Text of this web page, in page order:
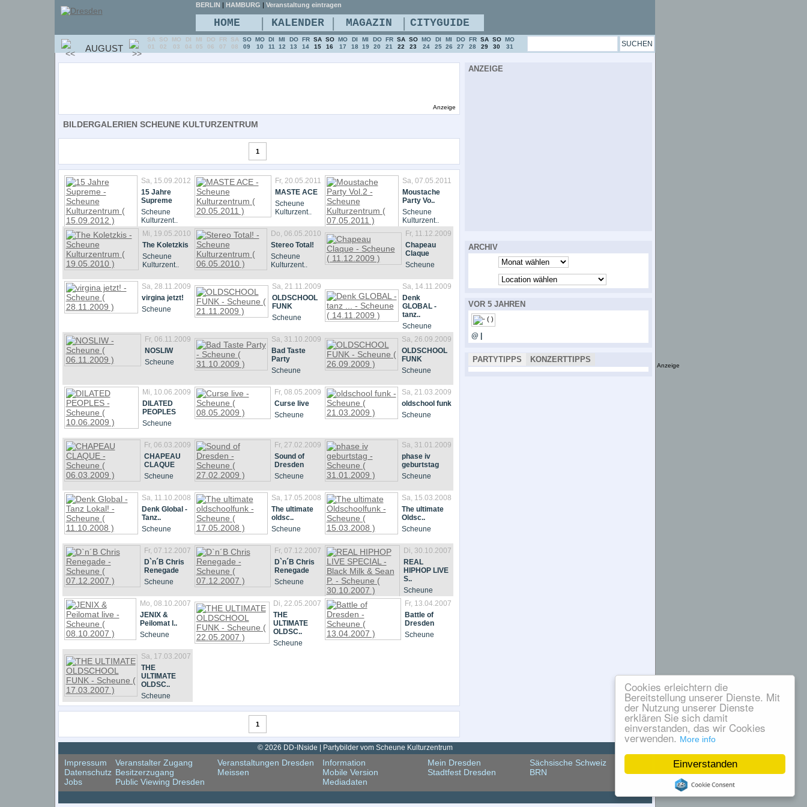
Einverstanden
Cookies erleichtern die
Bereitstellung unserer Dienste. Mit
der Nutzung unserer Dienste
erklären Sie sich damit
einverstanden, das wir Cookies
verwenden. More info
Cookie Consent plugin for the EU cookie law
Anzeige
BILDERGALERIEN SCHEUNE KULTURZENTRUM
1
Sa, 15.09.2012
15 Jahre
Supreme
Scheune
Kulturzent..
Fr, 20.05.2011
MASTE ACE
Scheune
Kulturzent..
Sa, 07.05.2011
Moustache
Party Vo..
Scheune
Kulturzent..
Mi, 19.05.2010
The Koletzkis
Scheune
Kulturzent..
Do, 06.05.2010
Stereo Total!
Scheune
Kulturzent..
Fr, 11.12.2009
Chapeau
Claque
Scheune
Sa, 28.11.2009
virgina jetzt!
Scheune
Sa, 21.11.2009
OLDSCHOOL
FUNK
Scheune
Sa, 14.11.2009
Denk
GLOBAL -
tanz..
Scheune
Fr, 06.11.2009
NOSLIW
Scheune
Sa, 31.10.2009
Bad Taste
Party
Scheune
Sa, 26.09.2009
OLDSCHOOL
FUNK
Scheune
Mi, 10.06.2009
DILATED
PEOPLES
Scheune
Fr, 08.05.2009
Curse live
Scheune
Sa, 21.03.2009
oldschool funk
Scheune
Fr, 06.03.2009
CHAPEAU
CLAQUE
Scheune
Fr, 27.02.2009
Sound of
Dresden
Scheune
Sa, 31.01.2009
phase iv
geburtstag
Scheune
Sa, 11.10.2008
Denk Global -
Tanz..
Scheune
Sa, 17.05.2008
The ultimate
oldsc..
Scheune
Sa, 15.03.2008
The ultimate
Oldsc..
Scheune
Fr, 07.12.2007
D`n´B Chris
Renegade
Scheune
Fr, 07.12.2007
D`n´B Chris
Renegade
Scheune
Di, 30.10.2007
REAL
HIPHOP LIVE
S..
Scheune
Mo, 08.10.2007
JENIX &
Peilomat l..
Scheune
Di, 22.05.2007
THE
ULTIMATE
OLDSC..
Scheune
Fr, 13.04.2007
Battle of
Dresden
Scheune
Sa, 17.03.2007
THE
ULTIMATE
OLDSC..
Scheune
1
ANZEIGE
ARCHIV
VOR 5 JAHREN
@ |
PARTYTIPPS KONZERTTIPPS
© 2026 DD-INside | Partybilder vom Scheune Kulturzentrum
Impressum
Datenschutz
Jobs
Veranstalter Zugang
Besitzerzugang
Public Viewing Dresden
Veranstaltungen Dresden
Meissen
Information
Mobile Version
Mediadaten
Mein Dresden
Stadtfest Dresden
Sächsische Schweiz
BRN
BERLIN | HAMBURG | Veranstaltung eintragen
HOME | KALENDER | MAGAZIN | CITYGUIDE
AUGUST
SA
01
SO
02
MO
03
DI
04
MI
05
DO
06
FR
07
SA
08
SO
09
MO
10
DI
11
MI
12
DO
13
FR
14
SA
15
SO
16
MO
17
DI
18
MI
19
DO
20
FR
21
SA
22
SO
23
MO
24
DI
25
MI
26
DO
27
FR
28
SA
29
SO
30
MO
31
Anzeige